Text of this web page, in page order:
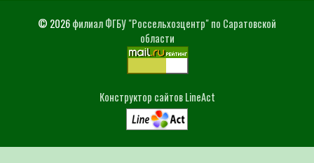
© 2026 филиал ФГБУ "Россельхозцентр" по Саратовской
области
Конструктор сайтов LineAct